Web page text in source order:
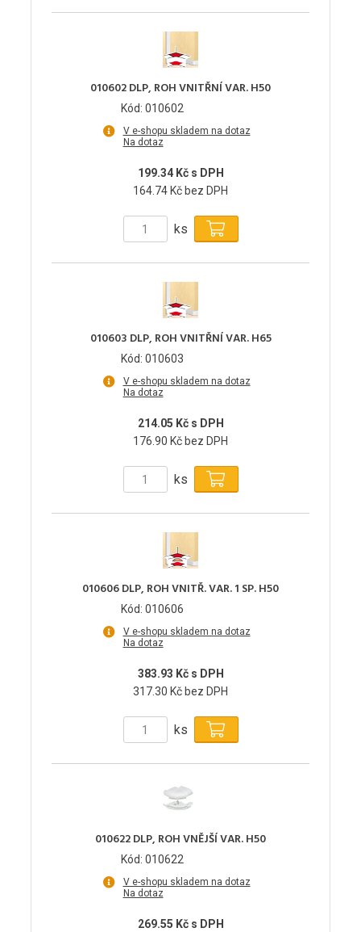
010602 DLP, ROH VNITŘNÍ VAR. H50
Kód: 010602
V e-shopu skladem na dotaz
Na dotaz
199.34 Kč s DPH
164.74 Kč bez DPH
ks
010603 DLP, ROH VNITŘNÍ VAR. H65
Kód: 010603
V e-shopu skladem na dotaz
Na dotaz
214.05 Kč s DPH
176.90 Kč bez DPH
ks
010606 DLP, ROH VNITŘ. VAR. 1 SP. H50
Kód: 010606
V e-shopu skladem na dotaz
Na dotaz
383.93 Kč s DPH
317.30 Kč bez DPH
ks
010622 DLP, ROH VNĚJŠÍ VAR. H50
Kód: 010622
V e-shopu skladem na dotaz
Na dotaz
269.55 Kč s DPH